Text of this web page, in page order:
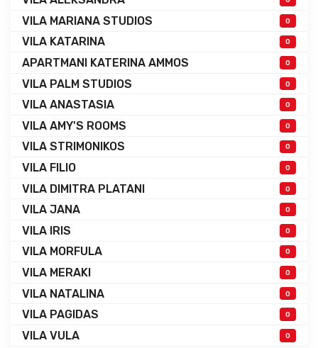
VILA MARIANA STUDIOS 0
VILA KATARINA 0
APARTMANI KATERINA AMMOS 0
VILA PALM STUDIOS 0
VILA ANASTASIA 0
VILA AMY'S ROOMS 0
VILA STRIMONIKOS 0
VILA FILIO 0
VILA DIMITRA PLATANI 0
VILA JANA 0
VILA IRIS 0
VILA MORFULA 0
VILA MERAKI 0
VILA NATALINA 0
VILA PAGIDAS 0
VILA VULA 0